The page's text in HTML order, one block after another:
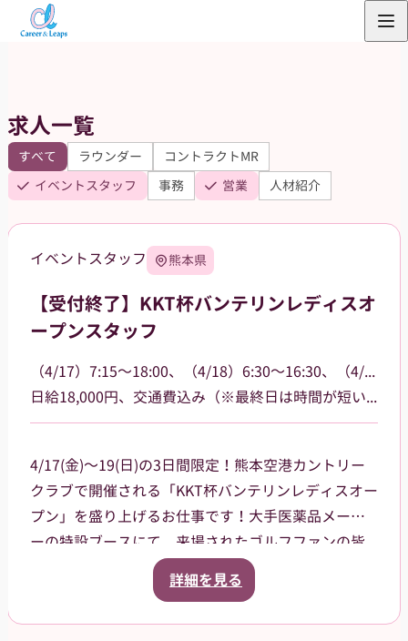
キ
ッ
プ
求人一覧
すべて ラウンダー
コントラクトMR
イベントスタッフ
事務 営業 人材紹介
イベントスタッフ 熊本県
【受付終了】KKT杯バンテリンレディスオ
ープンスタッフ
（4/17）7:15～18:00、（4/18）6:30～16:30、（4/19）6:30～15:00
日給18,000円、交通費込み（※最終日は時間が短いため16,000円）
4/17(金)～19(日)の3日間限定！熊本空港カントリー
クラブで開催される「KKT杯バンテリンレディスオー
プン」を盛り上げるお仕事です！大手医薬品メーカ
ーの特設ブースにて、来場されたゴルフファンの皆
様への声掛けや、商品（栄養ドリンク、双眼鏡、大
会グッズ）の販売、ドリンクのサンプリング（配
詳細を見る